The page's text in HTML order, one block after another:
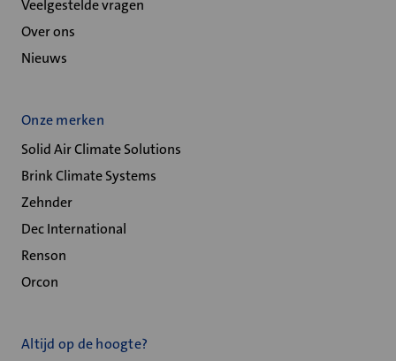
Veelgestelde vragen
Over ons
Nieuws
Onze merken
Solid Air Climate Solutions
Brink Climate Systems
Zehnder
Dec International
Renson
Orcon
Altijd op de hoogte?